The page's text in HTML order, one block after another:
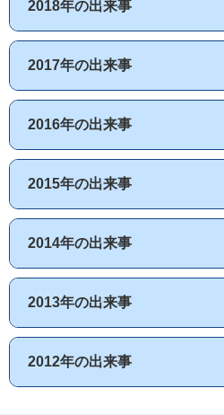
2018年の出来事
2017年の出来事
2016年の出来事
2015年の出来事
2014年の出来事
2013年の出来事
2012年の出来事